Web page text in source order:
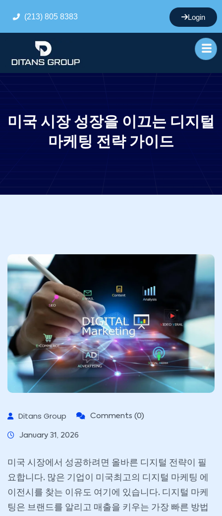
(213) 805 8383 Login
미국 시장 성장을 이끄는 디지털
마케팅 전략 가이드
Ditans Group Comments (0)
January 31, 2026
미국 시장에서 성공하려면 올바른 디지털 전략이 필
요합니다. 많은 기업이 미국최고의 디지털 마케팅 에
이전시를 찾는 이유도 여기에 있습니다. 디지털 마케
팅은 브랜드를 알리고 매출을 키우는 가장 빠른 방법